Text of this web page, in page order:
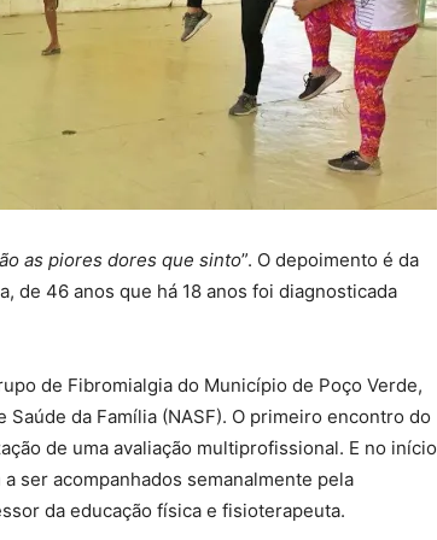
as piores dores que sinto”. O depoimento é da
de 46 anos que há 18 anos foi diagnosticada
de Fibromialgia do Município de Poço Verde,
da Família (NASF). O primeiro encontro do
de uma avaliação multiprofissional. E no início
ser acompanhados semanalmente pela
da educação física e fisioterapeuta.